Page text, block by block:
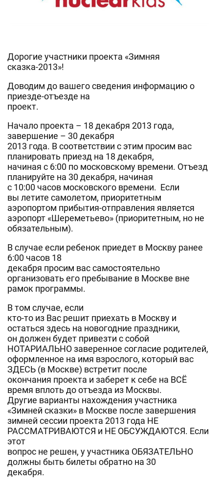
Дорогие участники проекта «Зимняя
сказка-2013»!
Доводим до вашего сведения информацию о
приезде-отъезде на
проект.
Начало проекта – 18 декабря 2013 года,
завершение – 30 декабря
2013 года. В соответствии с этим просим вас
планировать приезд на 18 декабря,
начиная с 6:00 по московскому времени. Отъезд
планируйте на 30 декабря, начиная
с 10:00 часов московского времени. Если
вы летите самолетом, приоритетным
аэропортом прибытия-отправления является
аэропорт «Шереметьево» (приоритетным, но не
обязательным).
В случае если ребенок приедет в Москву ранее
6:00 часов 18
декабря просим вас самостоятельно
организовать его пребывание в Москве вне
рамок программы.
В том случае, если
кто-то из Вас решит приехать в Москву и
остаться здесь на новогодние праздники,
он должен будет привезти с собой
НОТАРИАЛЬНО заверенное согласие родителей,
оформленное на имя взрослого, который вас
ЗДЕСЬ (в Москве) встретит после
окончания проекта и заберет к себе на ВСЁ
время вплоть до отъезда из Москвы.
Другие варианты нахождения участника
«Зимней сказки» в Москве после завершения
зимней сессии проекта 2013 года НЕ
РАССМАТРИВАЮТСЯ и НЕ ОБСУЖДАЮТСЯ. Если
этот
вопрос не решен, у участника ОБЯЗАТЕЛЬНО
должны быть билеты обратно на 30
декабря.